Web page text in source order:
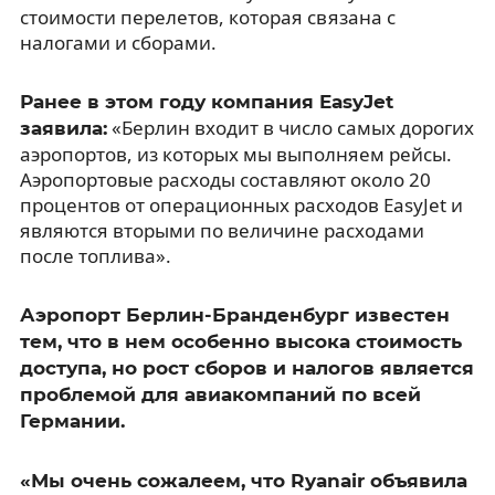
стоимости перелетов, которая связана с
налогами и сборами.
Ранее в этом году компания EasyJet
заявила:«Берлин входит в число самых дорогих
аэропортов, из которых мы выполняем рейсы.
Аэропортовые расходы составляют около 20
процентов от операционных расходов EasyJet и
являются вторыми по величине расходами
после топлива».
Аэропорт Берлин-Бранденбург известен
тем, что в нем особенно высока стоимость
доступа, но рост сборов и налогов является
проблемой для авиакомпаний по всей
Германии.
«Мы очень сожалеем, что Ryanair объявила